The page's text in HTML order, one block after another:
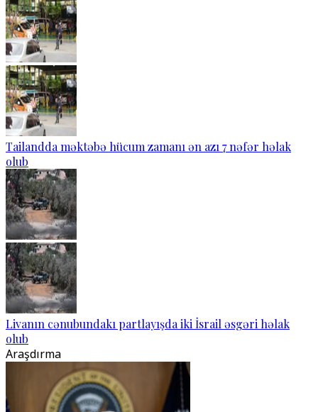
Tailandda məktəbə hücum zamanı ən azı 7 nəfər həlak
olub
Livanın cənubundakı partlayışda iki İsrail əsgəri həlak
olub
Araşdırma